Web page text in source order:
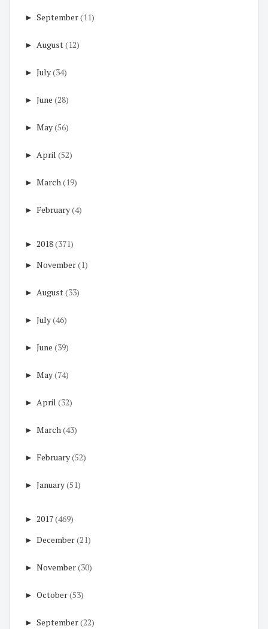
► September(11)
► August(12)
► July(34)
► June (28)
► May(56)
► April (52)
► March(19)
► February(4)
► 2018(371)
► November(1)
► August(33)
► July(46)
► June (39)
► May(74)
► April (32)
► March(43)
► February(52)
► January(51)
► 2017(469)
► December(21)
► November(30)
► October(53)
► September(22)